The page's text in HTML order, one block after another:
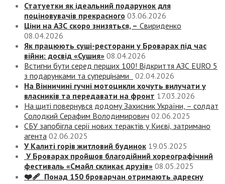
Статуетки як ідеальний подарунок для
поціновувачів прекрасного 03.06.2026
Ціни на АЗС скоро знизяться, – Свириденко
08.04.2026
Як працюють суші-ресторани у Броварах під час
війни: досвід «Сушия» 08.04.2026
Встигни бути серед перших 100! Відкриття АЗС EURO 5
з подарунками та суперцінами
02.04.2026
На Вінничині гучні мотоцикли хочуть вилучати у
власників та передавати на фронт 17.03.2026
На щиті повернувся додому Захисник України, – солдат
Солодкий Серафим Володимирович 02.06.2025
СБУ запобігла серії нових терактів у Києві, затримано
агента 02.06.2025
У Калиті горів житловий будинок 19.05.2025
У Броварах пройшов благодійний хореографічний
фестиваль «Смайл скликає друзів» 08.05.2025
❤️‍🩹 Понад 150 броварчан отримають адресну